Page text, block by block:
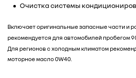
Очистка системы
Включает оригинальные запасные части и
рекомендуется для автомобилей пробегом
Для регионов с холодным климатом
моторное масло 0W40.